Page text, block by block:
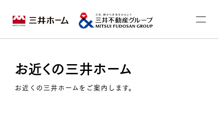
お近くの三井ホーム
お近くの三井ホームをご案内します。